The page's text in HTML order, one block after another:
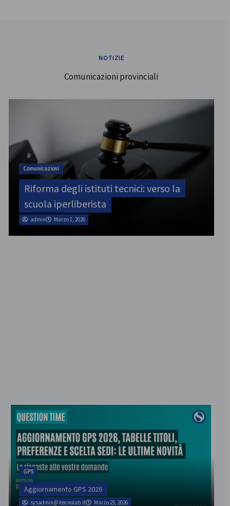
NOTIZIE
Comunicazioni provinciali
ATA
SINATAS Venezia, assemblea provinciale
il 31 luglio
admin Marzo 1, 2026
GPS
Aggiornamento GPS 2026
sysadmin@itecnolab.it Marzo 25, 2026